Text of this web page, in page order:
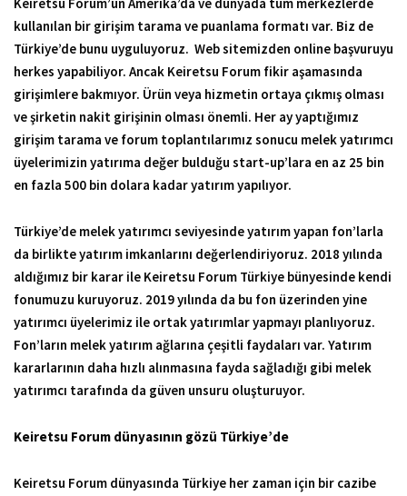
kullanılan bir girişim tarama ve puanlama formatı var. Biz de
Türkiye’de bunu uyguluyoruz. Web sitemizden online başvuruyu
herkes yapabiliyor. Ancak Keiretsu Forum fikir aşamasında
girişimlere bakmıyor. Ürün veya hizmetin ortaya çıkmış olması
ve şirketin nakit girişinin olması önemli. Her ay yaptığımız
girişim tarama ve forum toplantılarımız sonucu melek yatırımcı
üyelerimizin yatırıma değer bulduğu start-up’lara en az 25 bin
en fazla 500 bin dolara kadar yatırım yapılıyor.
Türkiye’de melek yatırımcı seviyesinde yatırım yapan fon’larla
da birlikte yatırım imkanlarını değerlendiriyoruz. 2018 yılında
aldığımız bir karar ile Keiretsu Forum Türkiye bünyesinde kendi
fonumuzu kuruyoruz. 2019 yılında da bu fon üzerinden yine
yatırımcı üyelerimiz ile ortak yatırımlar yapmayı planlıyoruz.
Fon’ların melek yatırım ağlarına çeşitli faydaları var. Yatırım
kararlarının daha hızlı alınmasına fayda sağladığı gibi melek
yatırımcı tarafında da güven unsuru oluşturuyor.
Keiretsu Forum dünyasının gözü Türkiye’de
Keiretsu Forum dünyasında Türkiye her zaman için bir cazibe